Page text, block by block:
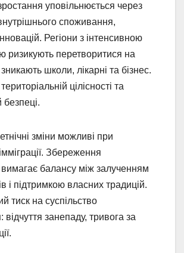
уповільнюється через
споживання,
Регіони з інтенсивною
ризикують перетворитися на
школи, лікарні та бізнес.
цілісності та
безпеці.
зміни можливі при
Збереження
вимагає балансу між залученням
і підтримкою власних традицій.
тиск на суспільство
відчуття занепаду, тривога за